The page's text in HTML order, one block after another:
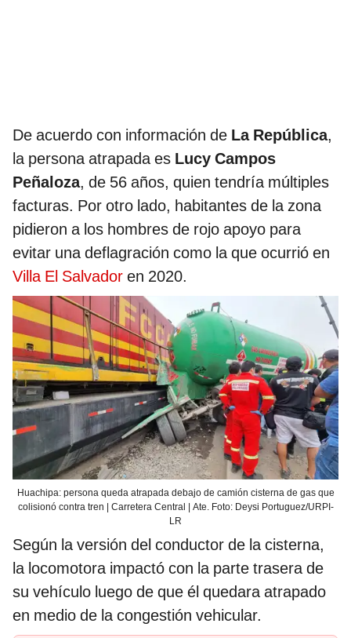
De acuerdo con información de La República,
la persona atrapada es Lucy Campos
Peñaloza, de 56 años, quien tendría múltiples
facturas. Por otro lado, habitantes de la zona
pidieron a los hombres de rojo apoyo para
evitar una deflagración como la que ocurrió en
Villa El Salvador en 2020.
Huachipa: persona queda atrapada debajo de camión cisterna de gas que
colisionó contra tren | Carretera Central | Ate. Foto: Deysi Portuguez/URPI-
LR
Según la versión del conductor de la cisterna,
la locomotora impactó con la parte trasera de
su vehículo luego de que él quedara atrapado
en medio de la congestión vehicular.